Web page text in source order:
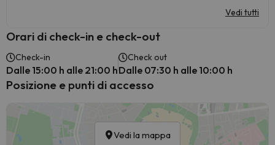
Vedi tutti
Orari di check-in e check-out
Check-in
Dalle 15:00 h alle 21:00 h
Check out
Dalle 07:30 h alle 10:00 h
Posizione e punti di accesso
Vedi la mappa